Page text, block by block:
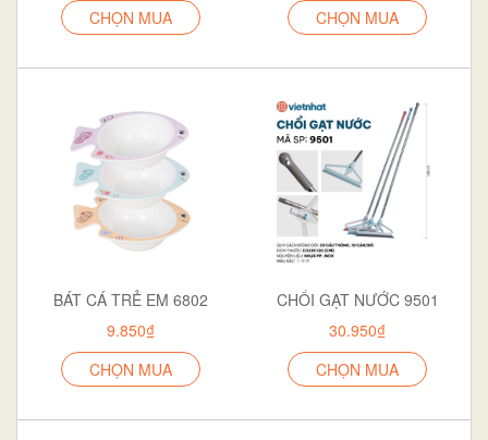
CHỌN MUA
CHỌN MUA
BÁT CÁ TRẺ EM 6802
9.850₫
CHỌN MUA
CHỔI GẠT NƯỚC 9501
30.950₫
CHỌN MUA